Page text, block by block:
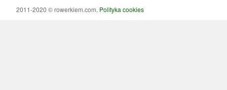
2011-2020 © rowerkiem.com, Polityka cookies